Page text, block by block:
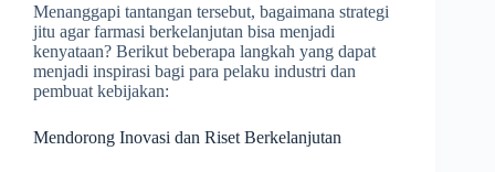
Menanggapi tantangan tersebut, bagaimana strategi
jitu agar farmasi berkelanjutan bisa menjadi
kenyataan? Berikut beberapa langkah yang dapat
menjadi inspirasi bagi para pelaku industri dan
pembuat kebijakan:
Mendorong Inovasi dan Riset Berkelanjutan